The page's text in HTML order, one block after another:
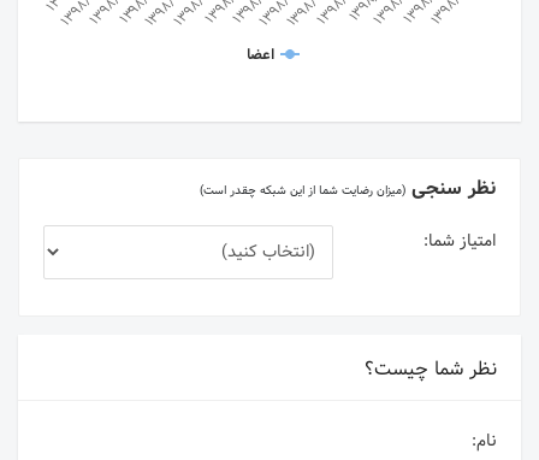
اعضا
نظر سنجی (میزان رضایت شما از این شبکه چقدر است)
امتیاز شما:
نظر شما چیست؟
نام: